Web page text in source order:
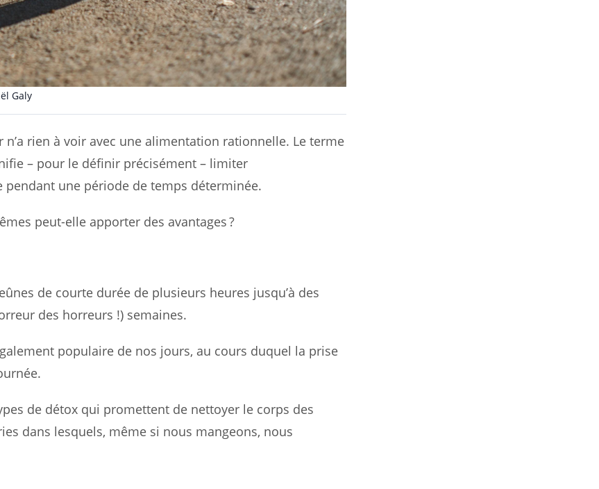
Galy
rien à voir avec une alimentation rationnelle. Le terme
– pour le définir précisément – limiter
une période de temps déterminée.
peut-elle apporter des avantages ?
de courte durée de plusieurs heures jusqu’à des
des horreurs !) semaines.
populaire de nos jours, au cours duquel la prise
de détox qui promettent de nettoyer le corps des
dans lesquels, même si nous mangeons, nous